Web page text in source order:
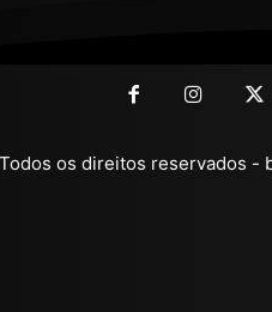
os direitos reservados -